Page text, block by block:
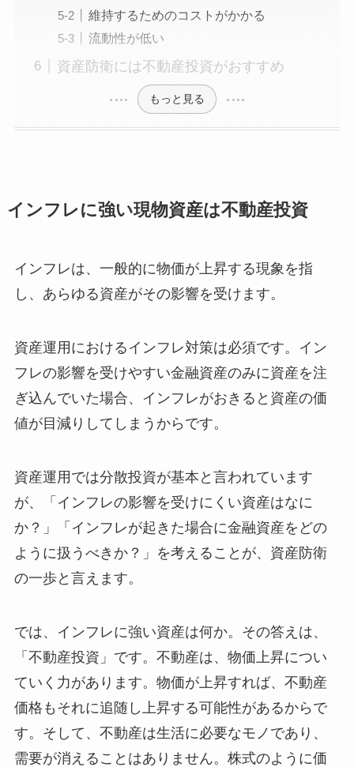
維持するためのコストがかかる
流動性が低い
資産防衛には不動産投資がおすすめ
もっと見る
インフレに強い現物資産は不動産投資
インフレは、一般的に物価が上昇する現象を指
し、あらゆる資産がその影響を受けます。
資産運用におけるインフレ対策は必須です。イン
フレの影響を受けやすい金融資産のみに資産を注
ぎ込んでいた場合、インフレがおきると資産の価
値が目減りしてしまうからです。
資産運用では分散投資が基本と言われています
が、「インフレの影響を受けにくい資産はなに
か？」「インフレが起きた場合に金融資産をどの
ように扱うべきか？」を考えることが、資産防衛
の一歩と言えます。
では、インフレに強い資産は何か。その答えは、
「不動産投資」です。不動産は、物価上昇につい
ていく力があります。物価が上昇すれば、不動産
価格もそれに追随し上昇する可能性があるからで
す。そして、不動産は生活に必要なモノであり、
需要が消えることはありません。株式のように価